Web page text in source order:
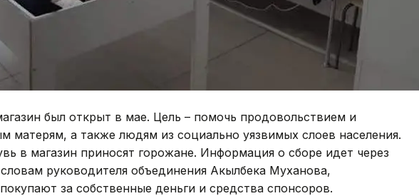
был открыт в мае. Цель – помочь продовольствием и
матерям, а также людям из социально уязвимых слоев населения.
в магазин приносят горожане. Информация о сборе идет через
руководителя объединения Акылбека Муханова,
за собственные деньги и средства спонсоров.